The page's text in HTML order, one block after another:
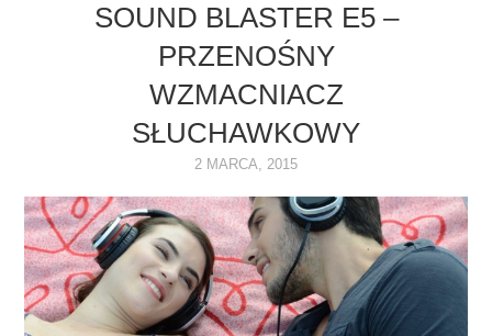
MONITORY
OPROGRAMOWANIE
SOUND BLASTER E5 –
PRZENOŚNY
WZMACNIACZ
SŁUCHAWKOWY
2 MARCA, 2015